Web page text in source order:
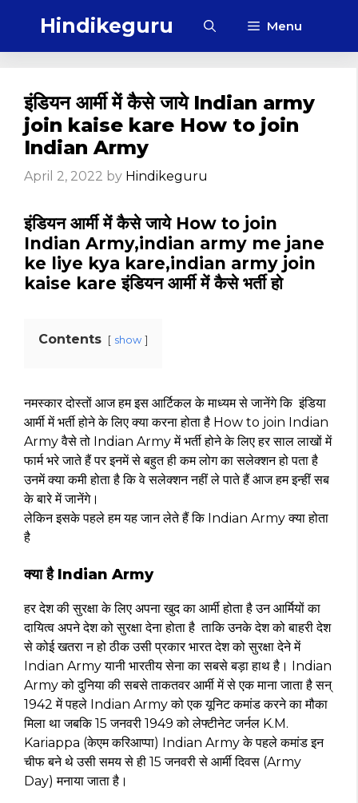
Hindikeguru Menu
इंडियन आर्मी में कैसे जाये Indian army
join kaise kare How to join
Indian Army
April 2, 2022 by Hindikeguru
इंडियन आर्मी में कैसे जाये How to join
Indian Army,indian army me jane
ke liye kya kare,indian army join
kaise kare इंडियन आर्मी में कैसे भर्ती हो
Contents show
नमस्कार दोस्तों आज हम इस आर्टिकल के माध्यम से जानेंगे कि इंडिया
आर्मी में भर्ती होने के लिए क्या करना होता है How to join Indian
Army वैसे तो Indian Army में भर्ती होने के लिए हर साल लाखों में
फार्म भरे जाते हैं पर इनमें से बहुत ही कम लोग का सलेक्शन हो पता है
उनमें क्या कमी होता है कि वे सलेक्शन नहीं ले पाते हैं आज हम इन्हीं सब
के बारे में जानेंगे।
लेकिन इसके पहले हम यह जान लेते हैं कि Indian Army क्या होता
है
क्या है Indian Army
हर देश की सुरक्षा के लिए अपना खुद का आर्मी होता है उन आर्मियों का
दायित्व अपने देश को सुरक्षा देना होता है ताकि उनके देश को बाहरी देश
से कोई खतरा न हो ठीक उसी प्रकार भारत देश को सुरक्षा देने में
Indian Army यानी भारतीय सेना का सबसे बड़ा हाथ है। Indian
Army को दुनिया की सबसे ताकतवर आर्मी में से एक माना जाता है सन्
1942 में पहले Indian Army को एक यूनिट कमांड करने का मौका
मिला था जबकि 15 जनवरी 1949 को लेफ्टीनेट जर्नल K.M.
Kariappa (केएम करिआप्पा) Indian Army के पहले कमांड इन
चीफ बने थे उसी समय से ही 15 जनवरी से आर्मी दिवस (Army
Day) मनाया जाता है।